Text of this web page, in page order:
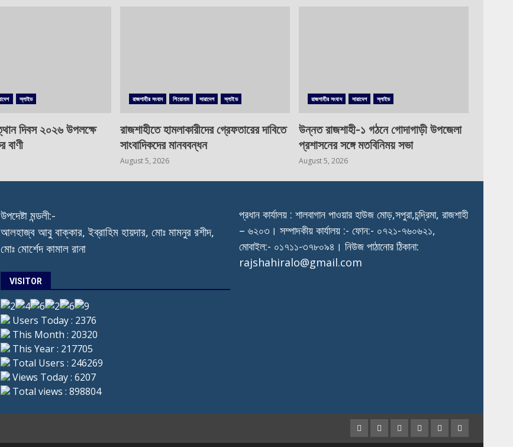
স্লাইড
দিবস ২০২৬ উপলক্ষে
বাণী
রাজশাহীর সংবাদ শিরোনাম সারাদেশ স্লাইড
রাজশাহীতে হামলাকারীদের গ্রেফতারের দাবিতে
সাংবাদিকদের মানববন্ধন
August 5, 2026
রাজশাহীর সংবাদ সারাদেশ স্লাইড
উন্নত রাজশাহী-১ গঠনে গোদাগাড়ী উপজেলা
প্রশাসনের সঙ্গে মতবিনিময় সভা
August 5, 2026
উপদেষ্টা মন্ডলী:-
আলহাজ্ব আবু বাক্কার, ইব্রাহিম হায়দার, মোঃ মামনুর রশীদ,
মোঃ মোর্শেদ কামাল রানা
VISITOR
Users Today : 2376
This Month : 20320
This Year : 217705
Total Users : 246269
Views Today : 6207
Total views : 898804
প্রধান কার্যালয় : শালবাগান পাওয়ার হাউজ মোড়,সপুরা,চন্দ্রিমা, রাজশাহী
– ৬২০৩। সম্পাদকীয় কার্যালয় :- ফোন:- ০৭২১-৭৬০৬২১,
মোবাইল:- ০১৭১১-৩৭৮০৯৪। নিউজ পাঠানোর ঠিকানা:
rajshahiralo@gmail.com
Facebook
TwitterInstagram
Youtube
VK LinkedIn